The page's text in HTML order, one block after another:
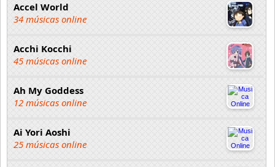
Accel World
34 músicas online
Acchi Kocchi
45 músicas online
Ah My Goddess
12 músicas online
Ai Yori Aoshi
25 músicas online